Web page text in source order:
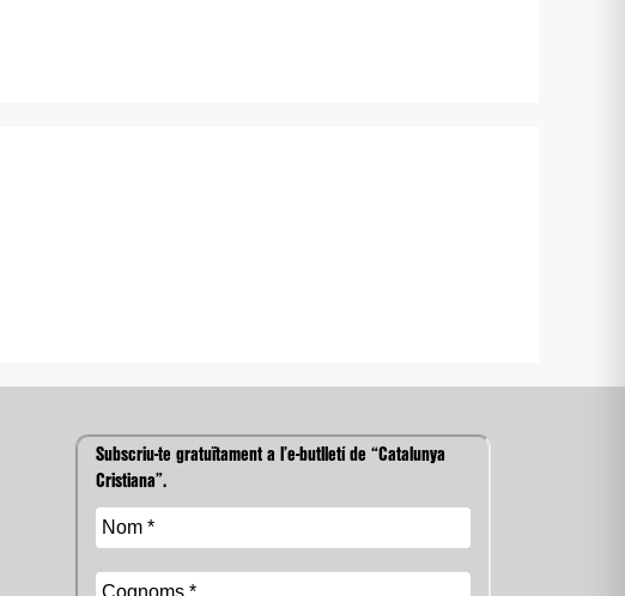
Subscriu-te gratuïtament a l’e-butlletí de “Catalunya
Cristiana”.